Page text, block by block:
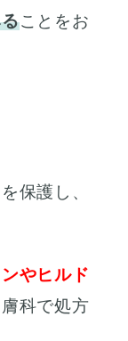
ことをお
保護し、
やヒルド
科で処方